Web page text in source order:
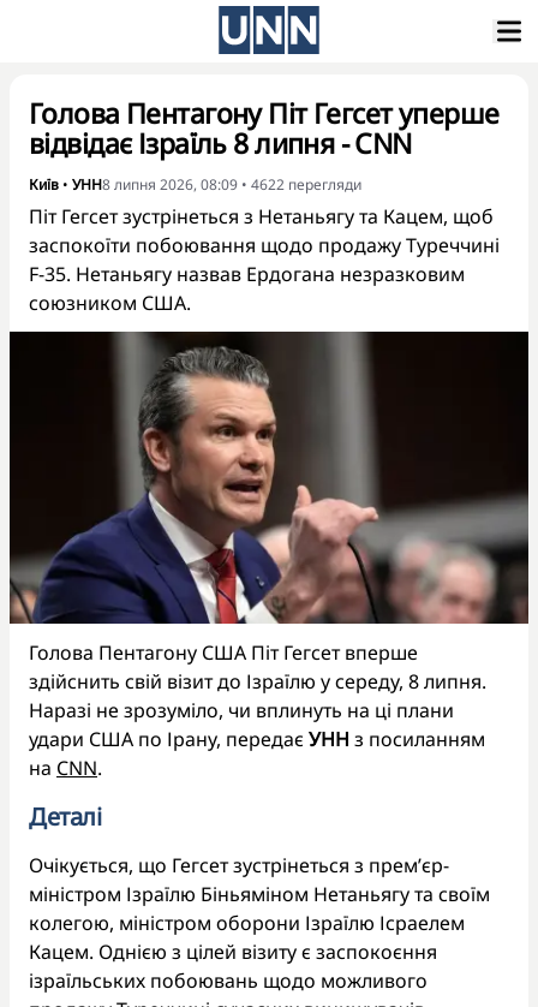
Голова Пентагону Піт Гегсет уперше
відвідає Ізраїль 8 липня - CNN
Київ • УНН8 липня 2026, 08:09 • 4622 перегляди
Піт Гегсет зустрінеться з Нетаньягу та Кацем, щоб
заспокоїти побоювання щодо продажу Туреччині
F-35. Нетаньягу назвав Ердогана незразковим
союзником США.
Голова Пентагону США Піт Гегсет вперше
здійснить свій візит до Ізраїлю у середу, 8 липня.
Наразі не зрозуміло, чи вплинуть на ці плани
удари США по Ірану, передає УНН з посиланням
на CNN.
Деталі
Очікується, що Гегсет зустрінеться з прем’єр-
міністром Ізраїлю Біньяміном Нетаньягу та своїм
колегою, міністром оборони Ізраїлю Ісраелем
Кацем. Однією з цілей візиту є заспокоєння
ізраїльських побоювань щодо можливого